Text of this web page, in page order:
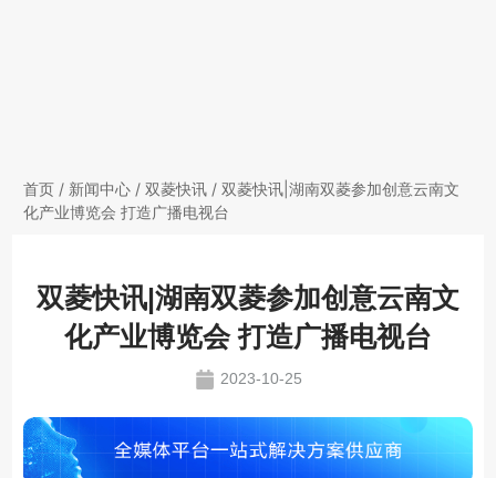
首页/ 新闻中心/ 双菱快讯/ 双菱快讯|湖南双菱参加创意云南文
化产业博览会 打造广播电视台
双菱快讯|湖南双菱参加创意云南文
化产业博览会 打造广播电视台
2023-10-25